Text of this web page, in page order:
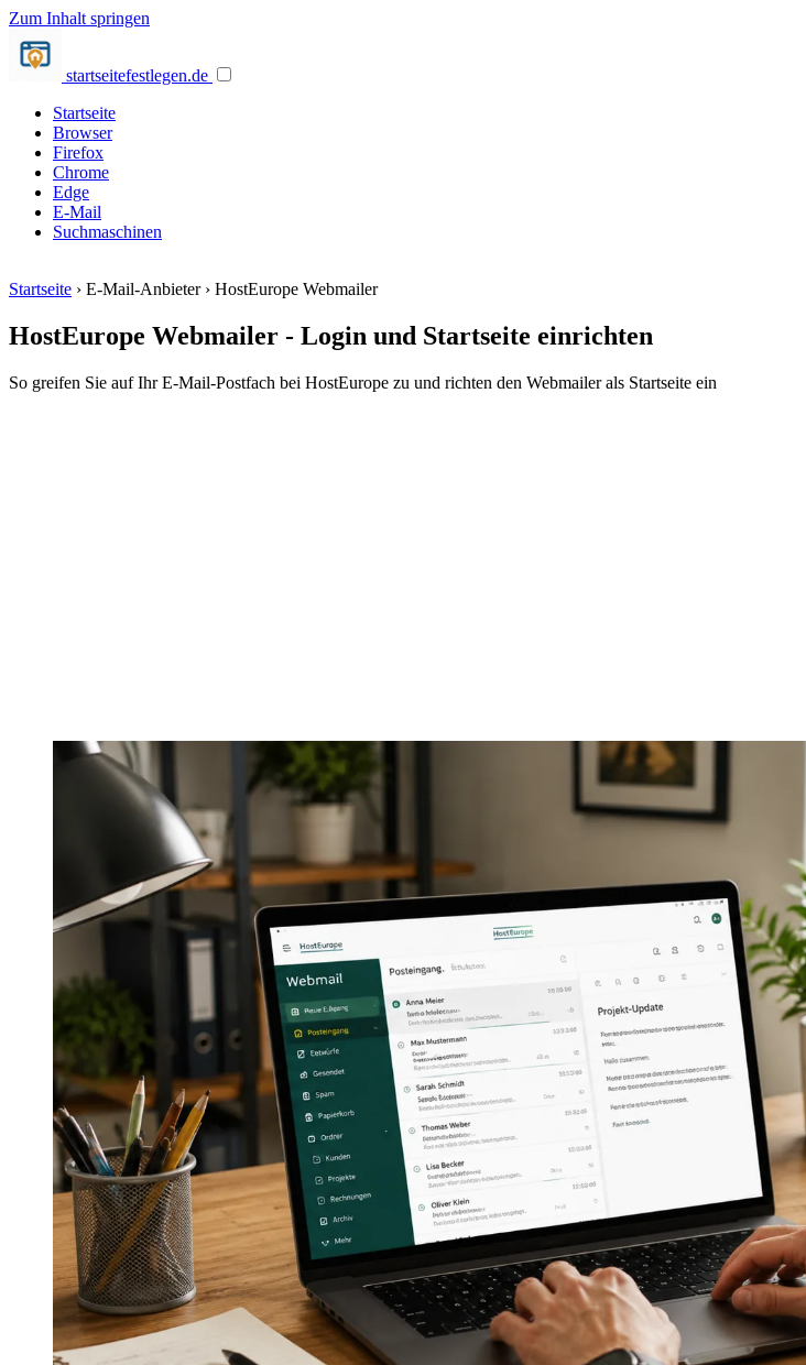
Zum Inhalt springen
startseitefestlegen.de
Startseite
Browser
Firefox
Chrome
Edge
E-Mail
Suchmaschinen
Startseite › E-Mail-Anbieter › HostEurope Webmailer
HostEurope Webmailer - Login und Startseite einrichten
So greifen Sie auf Ihr E-Mail-Postfach bei HostEurope zu und richten den Webmailer als Startseite ein